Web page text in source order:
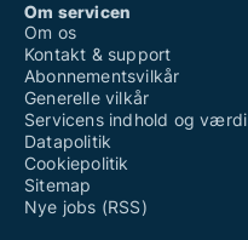
Om servicen
Om os
Kontakt & support
Abonnementsvilkår
Generelle vilkår
Servicens indhold og værdi
Datapolitik
Cookiepolitik
Sitemap
Nye jobs (RSS)